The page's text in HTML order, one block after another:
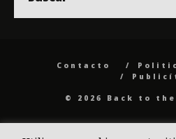
Contacto
© 2026 Back to